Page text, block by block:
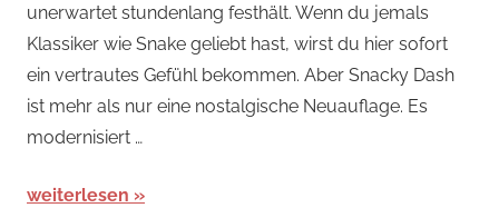
Spiele,
Arcade-
Spiele
unerwartet stundenlang festhält. Wenn du jemals
Klassiker wie Snake geliebt hast, wirst du hier sofort
ein vertrautes Gefühl bekommen. Aber Snacky Dash
ist mehr als nur eine nostalgische Neuauflage. Es
modernisiert …
weiterlesen